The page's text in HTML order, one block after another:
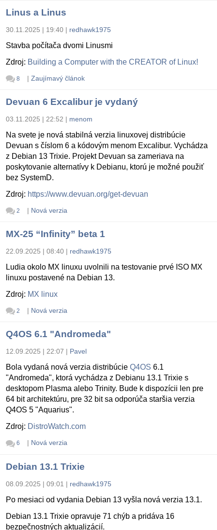
Linus a Linus
30.11.2025 | 19:40 | redhawk1975
Stavba počítača dvomi Linusmi
Zdroj: Building a Computer with the CREATOR of Linux!
8 | Zaujímavý článok
Devuan 6 Excalibur je vydaný
03.11.2025 | 22:52 | menom
Na svete je nová stabilná verzia linuxovej distribúcie
Devuan s číslom 6 a kódovým menom Excalibur. Vychádza
z Debian 13 Trixie. Projekt Devuan sa zameriava na
poskytovanie alternatívy k Debianu, ktorú je možné použiť
bez SystemD.
Zdroj: https://www.devuan.org/get-devuan
2 | Nová verzia
MX-25 “Infinity” beta 1
22.09.2025 | 08:40 | redhawk1975
Ludia okolo MX linuxu uvolnili na testovanie prvé ISO MX
linuxu postavené na Debian 13.
Zdroj: MX linux
2 | Nová verzia
Q4OS 6.1 "Andromeda"
12.09.2025 | 22:07 | Pavel
Bola vydaná nová verzia distribúcie Q4OS 6.1
"Andromeda", ktorá vychádza z Debianu 13.1 Trixie s
desktopom Plasma alebo Trinity. Bude k dispozícii len pre
64 bit architektúru, pre 32 bit sa odporúča staršia verzia
Q4OS 5 "Aquarius".
Zdroj: DistroWatch.com
6 | Nová verzia
Debian 13.1 Trixie
08.09.2025 | 09:01 | redhawk1975
Po mesiaci od vydania Debian 13 vyšla nová verzia 13.1.
Debian 13.1 Trixie opravuje 71 chýb a pridáva 16
bezpečnostných aktualizácií.